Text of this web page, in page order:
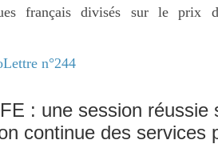
français divisés sur le prix
n°244
: une session réussie
continue des services